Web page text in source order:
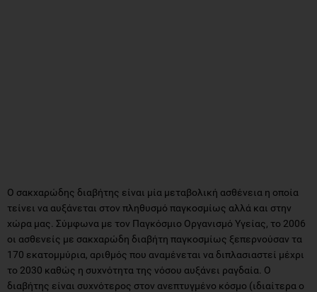
Ο σακχαρώδης διαβήτης είναι μία μεταβολική ασθένεια η οποία
τείνει να αυξάνεται στον πληθυσμό παγκοσμίως αλλά και στην
χώρα μας. Σύμφωνα με τον Παγκόσμιο Οργανισμό Υγείας, το 2006
οι ασθενείς με σακχαρώδη διαβήτη παγκοσμίως ξεπερνούσαν τα
170 εκατομμύρια, αριθμός που αναμένεται να διπλασιαστεί μέχρι
το 2030 καθώς η συχνότητα της νόσου αυξάνει ραγδαία. Ο
διαβήτης είναι συχνότερος στον ανεπτυγμένο κόσμο (ιδιαίτερα ο